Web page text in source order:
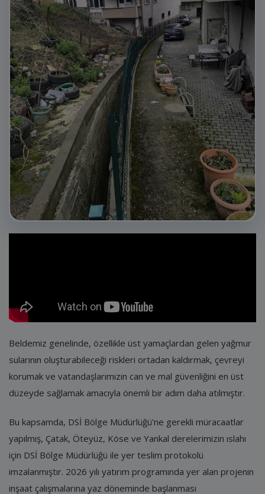
E-Belediye
İletişim
Giriş
Kayıt
Beldemiz genelinde, özellikle üst yamaçlardan gelen yağmur
sularının oluşturabileceği riskleri ortadan kaldırmak, çevreyi
korumak ve vatandaşlarımızın can ve mal güvenliğini en üst
düzeyde sağlamak amacıyla önemli bir adım daha atılmıştır.
Bu kapsamda, DSİ Bölge Müdürlüğü’ne gerekli müracaatlar
yapılmış, Çatak, Öteyüz, Köse ve Yankal derelerimizin ıslahı
için DSİ Bölge Müdürlüğü ile yer teslim protokolü
imzalanmıştır. 2026 yılı yatırım programında yer alan projenin
inşaat çalışmalarına yaz döneminde başlanması